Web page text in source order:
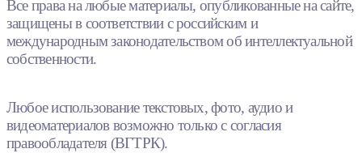
Все права на любые материалы, опубликованные на сайте,
защищены в соответствии с российским и
международным законодательством об интеллектуальной
собственности.
Любое использование текстовых, фото, аудио и
видеоматериалов возможно только с согласия
правообладателя (ВГТРК).